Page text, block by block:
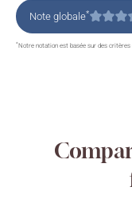
Note globale*
*Notre notation est basée sur des critères